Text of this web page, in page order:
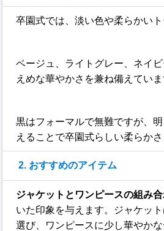
卒園式では、淡い色や柔らかいト
ベージュ、ライトグレー、ネイ
えめな華やかさを兼ね備えていま
黒はフォーマルで無難ですが、
えることで卒園式らしい柔らかさ
2. おすすめのアイテム
ジャケットとワンピースの組み
いた印象を与えます。ジャケッ
選び、ワンピースに少し華やか